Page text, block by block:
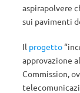
aspirapolvere
sui pavimenti
Il progetto
approvazione
Commission,